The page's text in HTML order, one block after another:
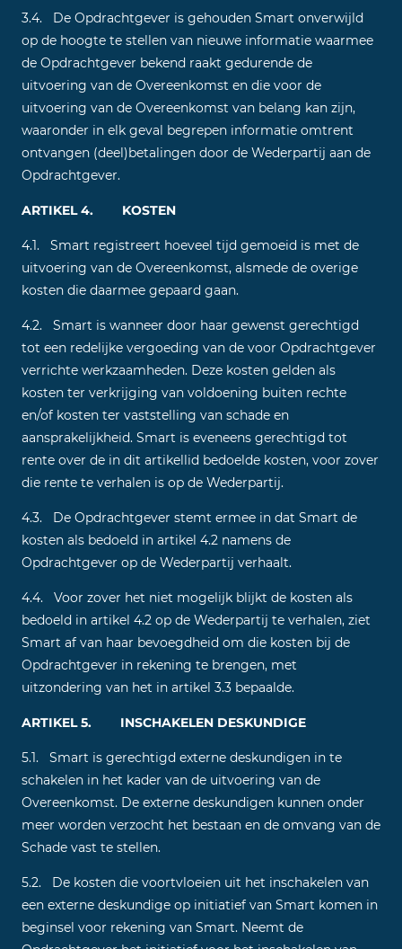
3.4. De Opdrachtgever is gehouden Smart onverwijld
op de hoogte te stellen van nieuwe informatie waarmee
de Opdrachtgever bekend raakt gedurende de
uitvoering van de Overeenkomst en die voor de
uitvoering van de Overeenkomst van belang kan zijn,
waaronder in elk geval begrepen informatie omtrent
ontvangen (deel)betalingen door de Wederpartij aan de
Opdrachtgever.
ARTIKEL 4. KOSTEN
4.1. Smart registreert hoeveel tijd gemoeid is met de
uitvoering van de Overeenkomst, alsmede de overige
kosten die daarmee gepaard gaan.
4.2. Smart is wanneer door haar gewenst gerechtigd
tot een redelijke vergoeding van de voor Opdrachtgever
verrichte werkzaamheden. Deze kosten gelden als
kosten ter verkrijging van voldoening buiten rechte
en/of kosten ter vaststelling van schade en
aansprakelijkheid. Smart is eveneens gerechtigd tot
rente over de in dit artikellid bedoelde kosten, voor zover
die rente te verhalen is op de Wederpartij.
4.3. De Opdrachtgever stemt ermee in dat Smart de
kosten als bedoeld in artikel 4.2 namens de
Opdrachtgever op de Wederpartij verhaalt.
4.4. Voor zover het niet mogelijk blijkt de kosten als
bedoeld in artikel 4.2 op de Wederpartij te verhalen, ziet
Smart af van haar bevoegdheid om die kosten bij de
Opdrachtgever in rekening te brengen, met
uitzondering van het in artikel 3.3 bepaalde.
ARTIKEL 5. INSCHAKELEN DESKUNDIGE
5.1. Smart is gerechtigd externe deskundigen in te
schakelen in het kader van de uitvoering van de
Overeenkomst. De externe deskundigen kunnen onder
meer worden verzocht het bestaan en de omvang van de
Schade vast te stellen.
5.2. De kosten die voortvloeien uit het inschakelen van
een externe deskundige op initiatief van Smart komen in
beginsel voor rekening van Smart. Neemt de